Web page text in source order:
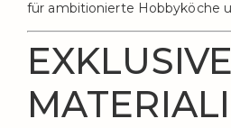
für ambitionierte Hobbyköche
EXKLUSIVE